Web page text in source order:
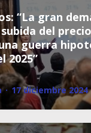
“La gran
del
guerra
2025”
· 17 diciembre 2024